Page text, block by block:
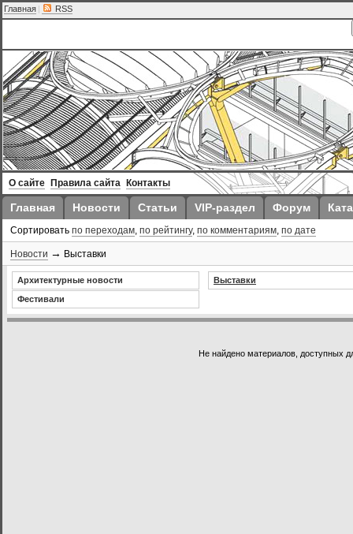
Главная | RSS
О сайте Правила сайта Контакты
Главная Новости Статьи VIP-раздел Форум
Сортировать по переходам, по рейтингу, по комментариям, по дате
Новости → Выставки
Архитектурные новости
Выставки
Фестивали
Не найдено материалов, доступных